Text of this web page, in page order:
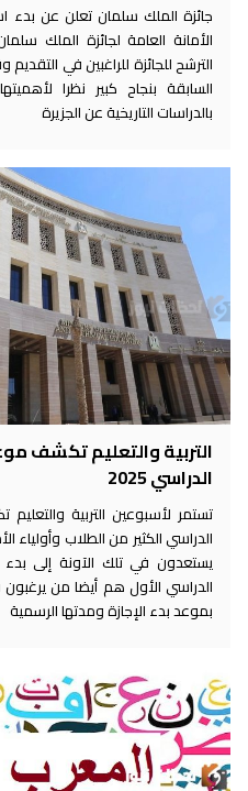
جائزة الملك سلمان تعلن عن بدء
الأمانة العامة لجائزة الملك
الترشح للجائزة للراغبين في
السابقة بنجاح كبير نظرا
بالدراسات التاريخية عن الجزيرة
التربية والتعليم تكشف
الدراسي 2025
تستمر لأسبوعين التربية
الدراسي الكثير من الطلاب وأولياء
يستعدون في تلك الآونة إلى بدء
الدراسي الأول هم أيضا من يرغبون
بموعد بدء الإجازة ومدتها الرسمية